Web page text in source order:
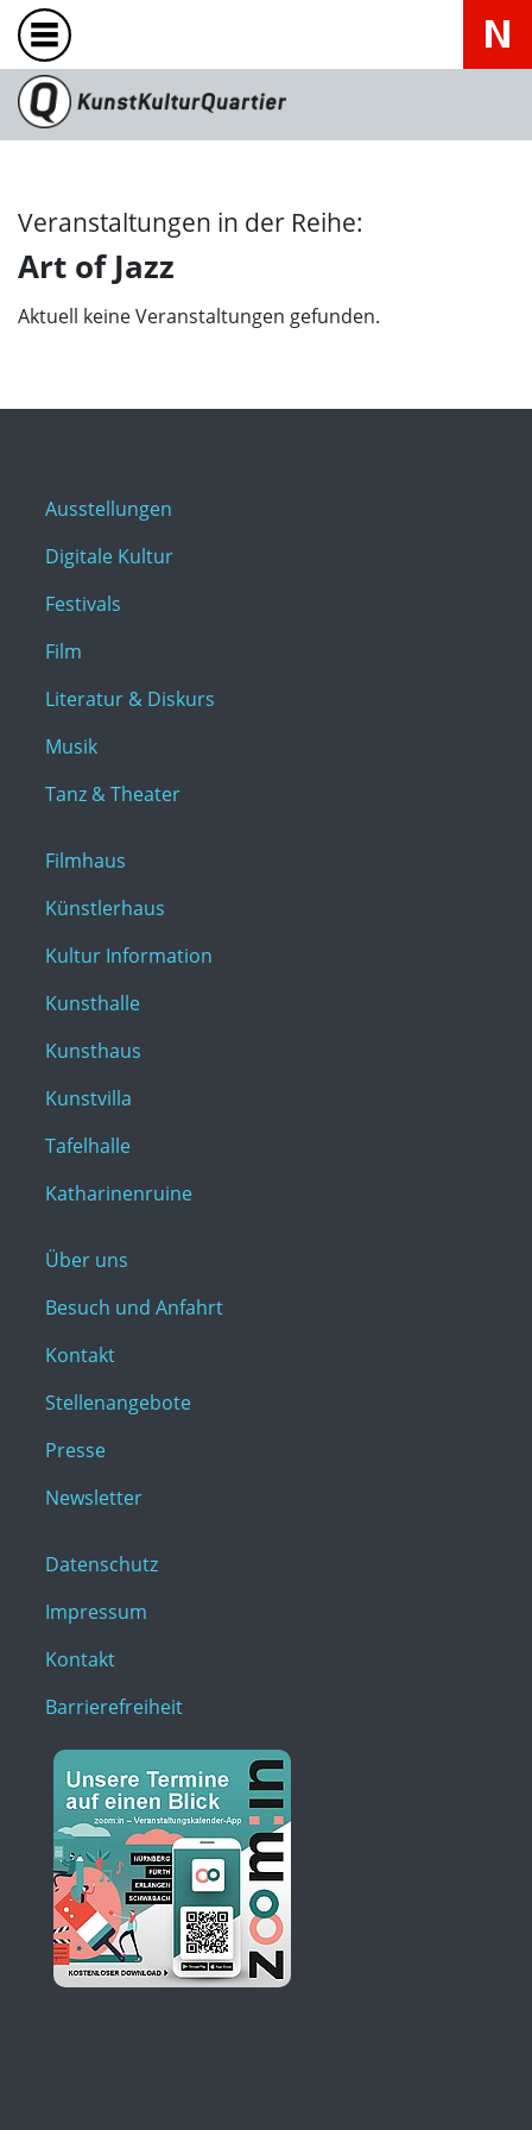
Veranstaltungen in der Reihe:
Art of Jazz
Aktuell keine Veranstaltungen gefunden.
Ausstellungen
Digitale Kultur
Festivals
Film
Literatur & Diskurs
Musik
Tanz & Theater
Filmhaus
Künstlerhaus
Kultur Information
Kunsthalle
Kunsthaus
Kunstvilla
Tafelhalle
Katharinenruine
Über uns
Besuch und Anfahrt
Kontakt
Stellenangebote
Presse
Newsletter
Datenschutz
Impressum
Kontakt
Barrierefreiheit